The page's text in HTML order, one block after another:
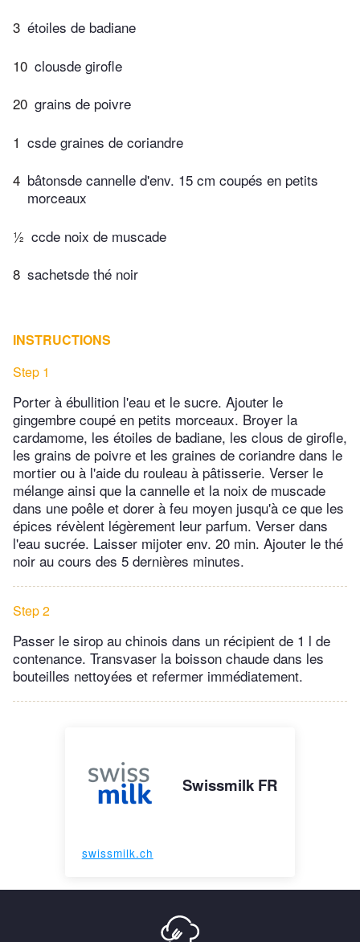
3 étoiles de badiane
10 clousde girofle
20 grains de poivre
1 csde graines de coriandre
4 bâtonsde cannelle d'env. 15 cm coupés en petits
morceaux
½ ccde noix de muscade
8 sachetsde thé noir
INSTRUCTIONS
Step 1
Porter à ébullition l'eau et le sucre. Ajouter le
gingembre coupé en petits morceaux. Broyer la
cardamome, les étoiles de badiane, les clous de girofle,
les grains de poivre et les graines de coriandre dans le
mortier ou à l'aide du rouleau à pâtisserie. Verser le
mélange ainsi que la cannelle et la noix de muscade
dans une poêle et dorer à feu moyen jusqu'à ce que les
épices révèlent légèrement leur parfum. Verser dans
l'eau sucrée. Laisser mijoter env. 20 min. Ajouter le thé
noir au cours des 5 dernières minutes.
Step 2
Passer le sirop au chinois dans un récipient de 1 l de
contenance. Transvaser la boisson chaude dans les
bouteilles nettoyées et refermer immédiatement.
Swissmilk FR
swissmilk.ch